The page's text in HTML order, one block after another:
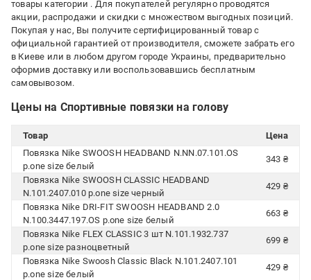
товары категории . Для покупателей регулярно проводятся
акции, распродажи и скидки с множеством выгодных позиций.
Покупая у нас, Вы получите сертифицированный товар с
официальной гарантией от производителя, сможете забрать его
в Киеве или в любом другом городе Украины, предварительно
оформив доставку или воспользовавшись бесплатным
самовывозом.
Цены на Спортивные повязки на голову
Товар
Цена
Повязка Nike SWOOSH HEADBAND N.NN.07.101.OS
р.one size белый
343 ₴
Повязка Nike SWOOSH CLASSIC HEADBAND
N.101.2407.010 р.one size черный
429 ₴
Повязка Nike DRI-FIT SWOOSH HEADBAND 2.0
N.100.3447.197.OS р.one size белый
663 ₴
Повязка Nike FLEX CLASSIC 3 шт N.101.1932.737
р.one size разноцветный
699 ₴
Повязка Nike Swoosh Classic Black N.101.2407.101
р.one size белый
429 ₴